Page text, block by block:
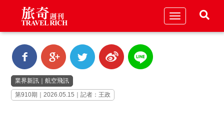
Toggle
業界新訊 ｜航空飛訊
第910期｜2026.05.15｜記者：王政